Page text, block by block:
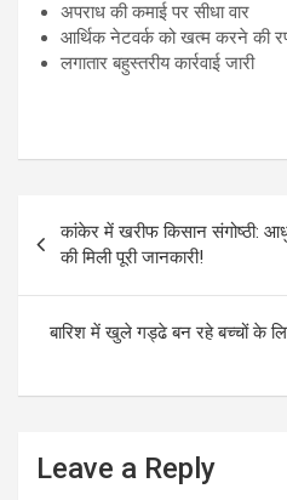
अपराध की कमाई पर सीधा वार
आर्थिक नेटवर्क को खत्म करने की
लगातार बहुस्तरीय कार्रवाई जारी
Post
navigation
कांकेर में खरीफ किसान संगोष्ठी:
की मिली पूरी जानकारी!
बारिश में खुले गड्ढे बन रहे बच्चों के लिए
Leave a Reply